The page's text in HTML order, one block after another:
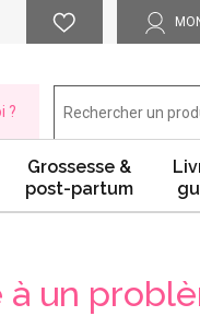
?
Grossesse &
post-partum
un